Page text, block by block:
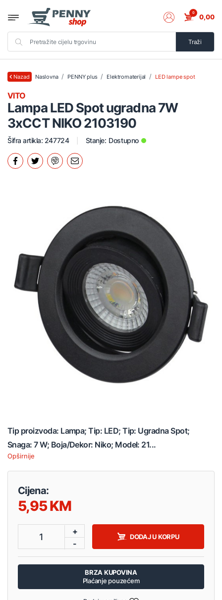
Traži
0 0,00
Nazad Naslovna PENNY plus Elektromaterijal LED lampe spot
Lampa LED Spot ugradna 7W
3xCCT NIKO 2103190
VITO
Šifra artikla: 247724 Stanje: Dostupno
Tip proizvoda: Lampa; Tip: LED; Tip: Ugradna Spot;
Snaga: 7 W; Boja/Dekor: Niko; Model: 21...
Opširnije
Cijena:
5,95
1
+
-
DODAJ U KORPU
BRZA KUPOVINA
Plaćanje pouzećem